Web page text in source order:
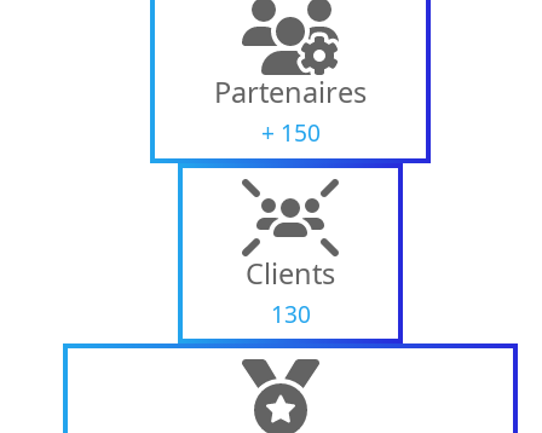
Partenaires
+ 150
Clients
130